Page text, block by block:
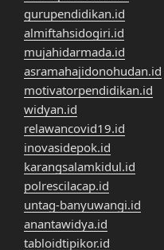
gurupendidikan.id
almiftahsidogiri.id
mujahidarmada.id
asramahajidonohudan.id
motivatorpendidikan.id
widyan.id
relawancovid19.id
inovasidepok.id
karangsalamkidul.id
polrescilacap.id
untag-banyuwangi.id
anantawidya.id
tabloidtipikor.id